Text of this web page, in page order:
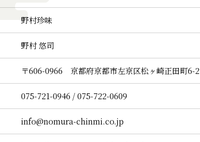
野村珍味
野村 悠司
〒606-0966 京都府京都市左京区松ヶ崎正田町6-2
075-721-0946 / 075-722-0609
info@nomura-chinmi.co.jp